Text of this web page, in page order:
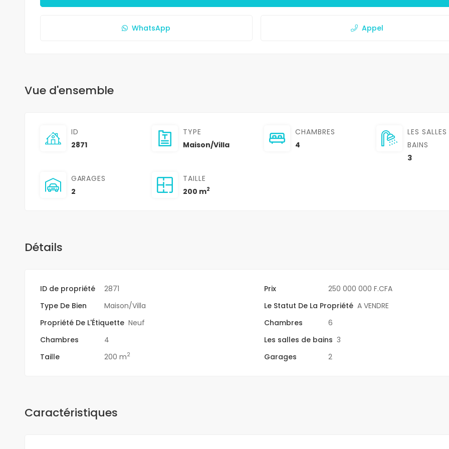
WhatsApp Appel
Vue d'ensemble
ID
2871
TYPE
Maison/Villa
CHAMBRES
4
LES
BAINS
3
GARAGES
2
TAILLE
200 m2
Détails
ID de propriété 2871 Prix
250 000 000 F.CFA
Type De Bien
Maison/Villa Le Statut De La Propriété A VENDRE
Propriété De L'Étiquette Neuf Chambres
6
Chambres
4 Les salles de bains 3
Taille
200 m2 Garages 2
Caractéristiques